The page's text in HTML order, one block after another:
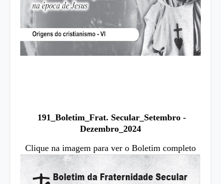
191_Boletim_Frat. Secular_Setembro -
Dezembro_2024
Clique na imagem para ver o Boletim completo